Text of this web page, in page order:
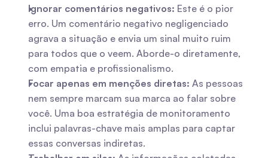
Ignorar comentários negativos: Este é o pior
erro. Um comentário negativo negligenciado
agrava a situação e envia um sinal muito ruim
para todos que o veem. Aborde-o diretamente,
com empatia e profissionalismo.
Focar apenas em menções diretas: As pessoas
nem sempre marcam sua marca ao falar sobre
você. Uma boa estratégia de monitoramento
inclui palavras-chave mais amplas para captar
essas conversas indiretas.